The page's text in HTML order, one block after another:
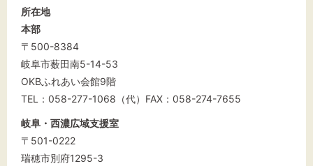
所在地
本部
〒500-8384
岐阜市薮田南5-14-53
OKBふれあい会館9階
TEL：058-277-1068（代）FAX：058-274-7655
岐阜・西濃広域支援室
〒501-0222
瑞穂市別府1295-3